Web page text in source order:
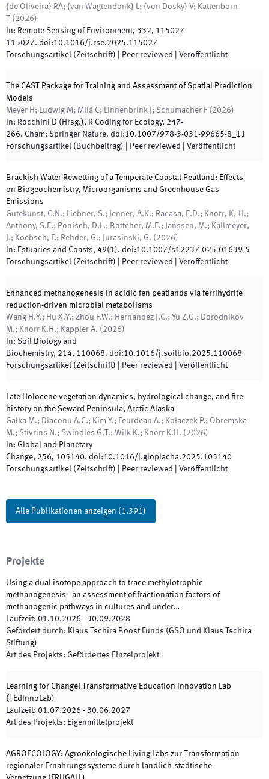
{de Oliveira} RA; {van Wagtendonk} L; {von Dosky} V; Kattenborn
( 2026)
In: Remote Sensing of Environment, 332, 115027-
115027. doi:10.1016/j.rse.2025.115027
Forschungsartikel (Zeitschrift) | Peer reviewed Veröffentlicht
The CAST Package for Training and Assessment of Spatial Prediction
Models
Meyer H; Ludwig M; Milà C; Linnenbrink J; Schumacher F ( 2026)
In: Rocchini D ( Hrsg.), R Coding for Ecology, 247-
266. Cham: Springer Nature. doi:10.1007/978-3-031-99665-8_11
Forschungsartikel (Buchbeitrag) | Peer reviewed Veröffentlicht
Brackish Water Rewetting of a Temperate Coastal Peatland: Effects
on Biogeochemistry, Microorganisms and Greenhouse Gas
Emissions
Gutekunst, C.N.; Liebner, S.; Jenner, A.K.; Racasa, E.D.; Knorr, K.-H.;
Anthony, S.E.; Pönisch, D.L.; Böttcher, M.E.; Janssen, M.; Kallmeyer,
J.; Koebsch, F.; Rehder, G.; Jurasinski, G. ( 2026)
In: Estuaries and Coasts, 49(1). doi:10.1007/s12237-025-01639-5
Forschungsartikel (Zeitschrift) | Peer reviewed Veröffentlicht
Enhanced methanogenesis in acidic fen peatlands via ferrihydrite
reduction-driven microbial metabolisms
Wang H.Y.; Hu X.Y.; Zhou F.W.; Hernandez J.C.; Yu Z.G.; Dorodnikov
M.; Knorr K.H.; Kappler A. ( 2026)
In: Soil Biology and
Biochemistry, 214, 110068. doi:10.1016/j.soilbio.2025.110068
Forschungsartikel (Zeitschrift) | Peer reviewed Veröffentlicht
Late Holocene vegetation dynamics, hydrological change, and fire
history on the Seward Peninsula, Arctic Alaska
Gałka M.; Diaconu A.C.; Kim Y.; Feurdean A.; Kołaczek P.; Obremska
M.; Stivrins N.; Swindles G.T.; Wilk K.; Knorr K.H. ( 2026)
In: Global and Planetary
Change, 256, 105140. doi:10.1016/j.gloplacha.2025.105140
Forschungsartikel (Zeitschrift) | Peer reviewed Veröffentlicht
Alle Publikationen anzeigen (1.391)
Projekte
Using a dual isotope approach to trace methylotrophic
methanogenesis - an assessment of fractionation factors of
methanogenic pathways in cultures and under…
Laufzeit: 01.10.2026 - 30.09.2028
Gefördert durch: Klaus Tschira Boost Funds (GSO und Klaus Tschira
Stiftung)
Art des Projekts: Gefördertes Einzelprojekt
Learning for Change! Transformative Education Innovation Lab
( TEdInnoLab)
Laufzeit: 01.07.2026 - 30.06.2027
Art des Projekts: Eigenmittelprojekt
AGROECOLOGY: Agroökologische Living Labs zur Transformation
regionaler Ernährungssysteme durch ländlich-städtische